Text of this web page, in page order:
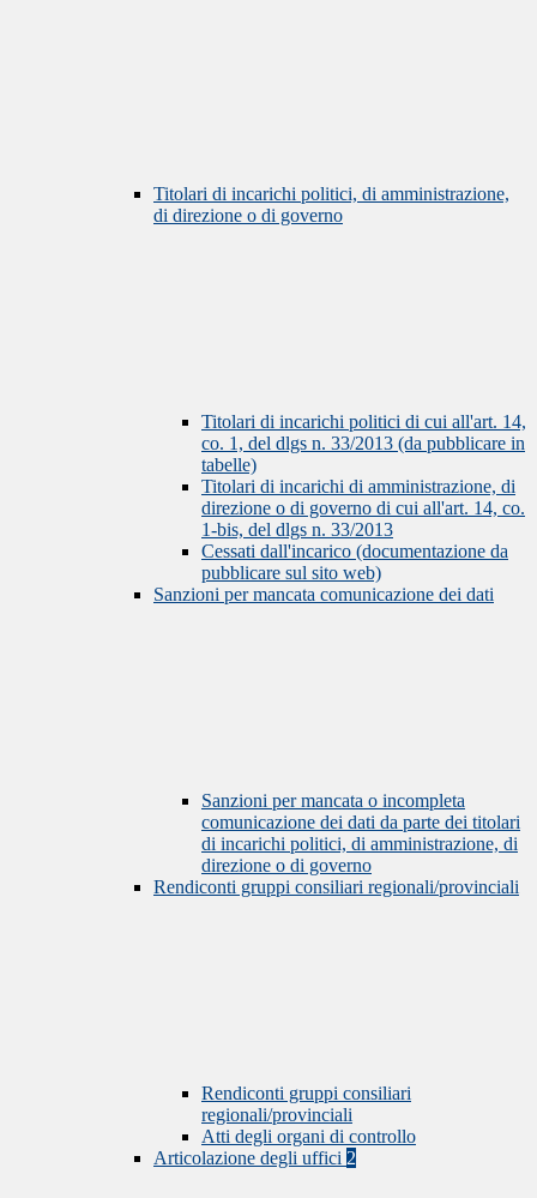
Titolari di incarichi politici, di amministrazione,
di direzione o di governo
Titolari di incarichi politici di cui all'art. 14,
co. 1, del dlgs n. 33/2013 (da pubblicare in
tabelle)
Titolari di incarichi di amministrazione, di
direzione o di governo di cui all'art. 14, co.
1-bis, del dlgs n. 33/2013
Cessati dall'incarico (documentazione da
pubblicare sul sito web)
Sanzioni per mancata comunicazione dei dati
Sanzioni per mancata o incompleta
comunicazione dei dati da parte dei titolari
di incarichi politici, di amministrazione, di
direzione o di governo
Rendiconti gruppi consiliari regionali/provinciali
Rendiconti gruppi consiliari
regionali/provinciali
Atti degli organi di controllo
Articolazione degli uffici 2